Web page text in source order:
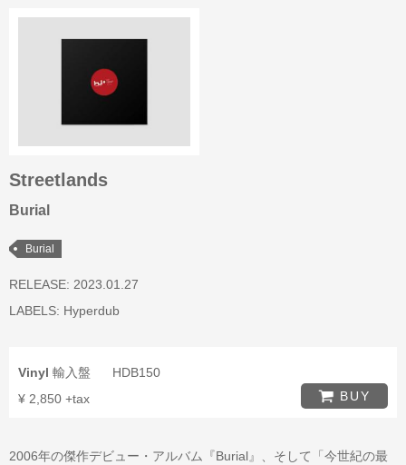
Streetlands
Burial
Burial
RELEASE: 2023.01.27
LABELS: Hyperdub
Vinyl 輸入盤
HDB150
¥ 2,850 +tax
BUY
2006年の傑作デビュー・アルバム『Burial』、そして「今世紀の最